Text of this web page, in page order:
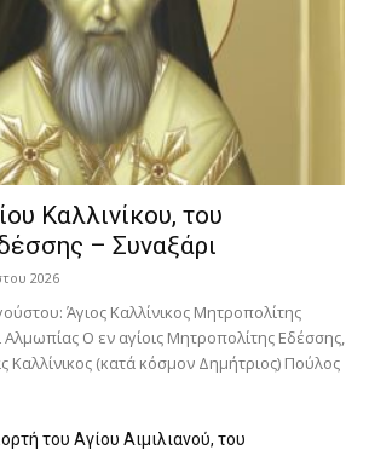
Καλλινίκου, του
– Συναξάρι
2026
Άγιος Καλλίνικος Μητροπολίτης
Αλμωπίας Ο εν αγίοις Μητροπολίτης Εδέσσης,
Καλλίνικος (κατά κόσμον Δημήτριος) Πούλος
του Αγίου Αιμιλιανού, του